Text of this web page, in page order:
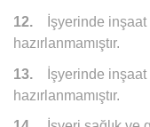
12.
İşyerinde
hazırlanmamıştır.
13.
İşyerinde inşaat
hazırlanmamıştır.